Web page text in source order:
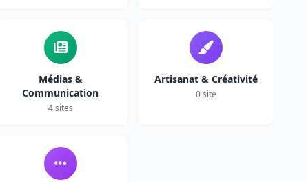
Médias &
Communication
4 sites
Artisanat & Créativité
0 site